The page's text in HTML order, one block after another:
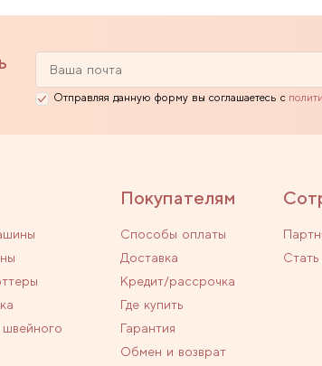
Отправляя данную форму вы соглашаетесь с
Покупателям
Способы оплаты
Доставка
Кредит/рассрочка
Где купить
Гарантия
Обмен и возврат